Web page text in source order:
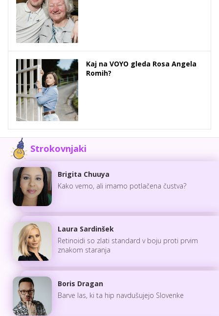
Kaj na VOYO gleda Rosa Angela
Romih?
Strokovnjaki
Brigita Chuuya
Kako vemo, ali imamo potlačena čustva?
Laura Sardinšek
Retinoidi so zlati standard v boju proti prvim
znakom staranja
Boris Dragan
Barve las, ki ta hip navdušujejo Slovenke